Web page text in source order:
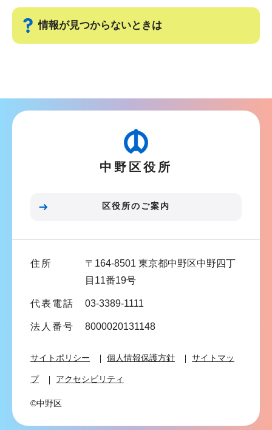
で
情報が見つからないときは
ナ
ビ
中野区役所
区役所のご案内
住所
〒164-8501 東京都中野区中野四丁
目11番19号
代表電話 03-3389-1111
法人番号 8000020131148
サイトポリシー 個人情報保護方針 サイトマッ
プ アクセシビリティ
©中野区